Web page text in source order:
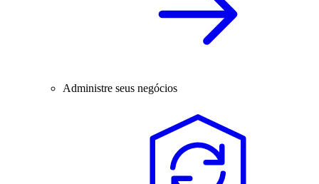
Administre seus negócios